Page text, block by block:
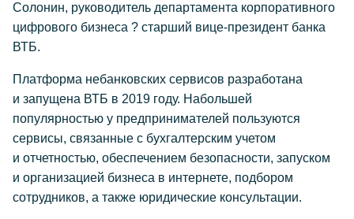
Солонин, руководитель департамента корпоративного
цифрового бизнеса ? старший вице-президент банка
ВТБ.
Платформа небанковских сервисов разработана
и запущена ВТБ в 2019 году. Набольшей
популярностью у предпринимателей пользуются
сервисы, связанные с бухгалтерским учетом
и отчетностью, обеспечением безопасности, запуском
и организацией бизнеса в интернете, подбором
сотрудников, а также юридические консультации.